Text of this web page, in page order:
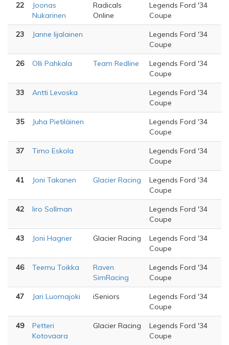
22
Joonas
Nukarinen
Radicals
Online
Legends Ford '34
Coupe
23 Janne Iijalainen
Legends Ford '34
Coupe
26 Olli Pahkala Team Redline
Legends Ford '34
Coupe
33 Antti Levoska
Legends Ford '34
Coupe
35 Juha Pietiläinen
Legends Ford '34
Coupe
37 Timo Eskola
Legends Ford '34
Coupe
41 Joni Takanen Glacier Racing
Legends Ford '34
Coupe
42 Iiro Sollman
Legends Ford '34
Coupe
43 Joni Hagner Glacier Racing
Legends Ford '34
Coupe
46 Teemu Toikka
Raven
SimRacing
Legends Ford '34
Coupe
47 Jari Luomajoki iSeniors
Legends Ford '34
Coupe
49
Petteri
Kotovaara
Glacier Racing
Legends Ford '34
Coupe